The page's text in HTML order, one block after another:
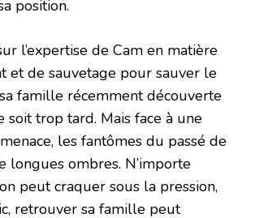
position.
l’expertise de Cam en matière
et de sauvetage pour sauver le
famille récemment découverte
soit trop tard. Mais face à une
les fantômes du passé de
longues ombres. N’importe
peut craquer sous la pression,
retrouver sa famille peut